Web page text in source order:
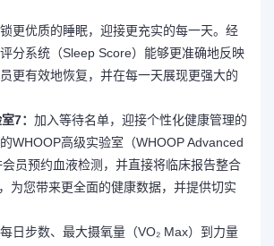
更优质的睡眠，迎接更充实的每一天。经
分系统（Sleep Score）能够更准确地反映
更有效地恢复，并在每一天展现更强大的
7： 加入等待名单，迎接个性化健康管理的
WHOOP高级实验室（WHOOP Advanced
员预约血液检测，并直接将临床报告整合
为您带来更全面的健康数据，并提供切实
日步数、最大摄氧量（VO₂ Max）到力量